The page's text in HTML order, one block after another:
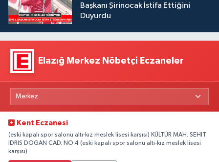
Başkanı Şirinocak İstifa Ettiğini
Duyurdu
Elazığ Merkez Nöbetçi Eczaneler
Kent Eczanesi
(eski kapalı spor salonu altı-kız meslek lisesi karşısı) KÜLTÜR MAH. SEHIT
IDRIS DOGAN CAD. NO:4 (eski kapalı spor salonu altı-kız meslek lisesi
karşısı)